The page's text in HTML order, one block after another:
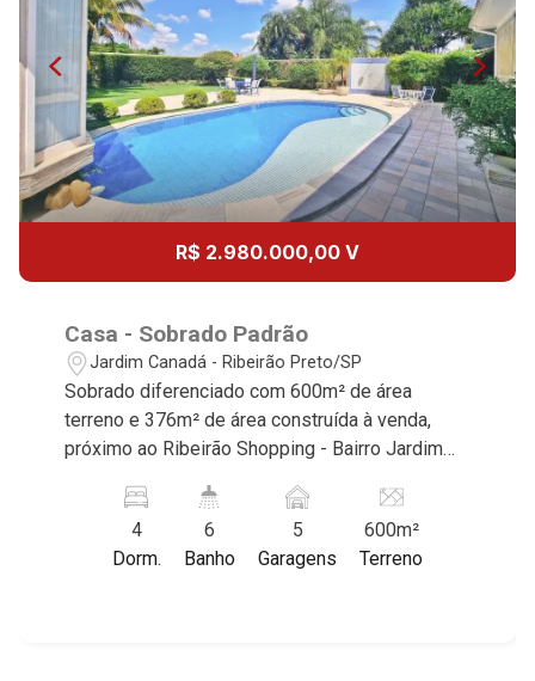
R$ 2.980.000,00 V
Casa - Sobrado Padrão
Jardim Canadá - Ribeirão Preto/SP
Sobrado diferenciado com 600m² de área
terreno e 376m² de área construída à venda,
próximo ao Ribeirão Shopping - Bairro Jardim
características deste imóvel que a Martinelli
Imobiliária selecionou para você: - 600m² de
área terreno e 376m² de área construída - 4
4
Dorm.
6
Banho
5
Garagens
600m²
Terreno